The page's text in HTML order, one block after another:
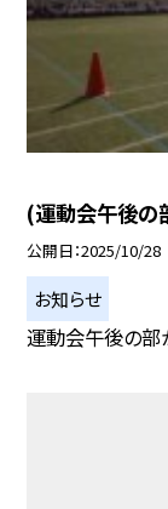
(運動会午後の
公開日 2025/10/28
お知らせ
運動会午後の部